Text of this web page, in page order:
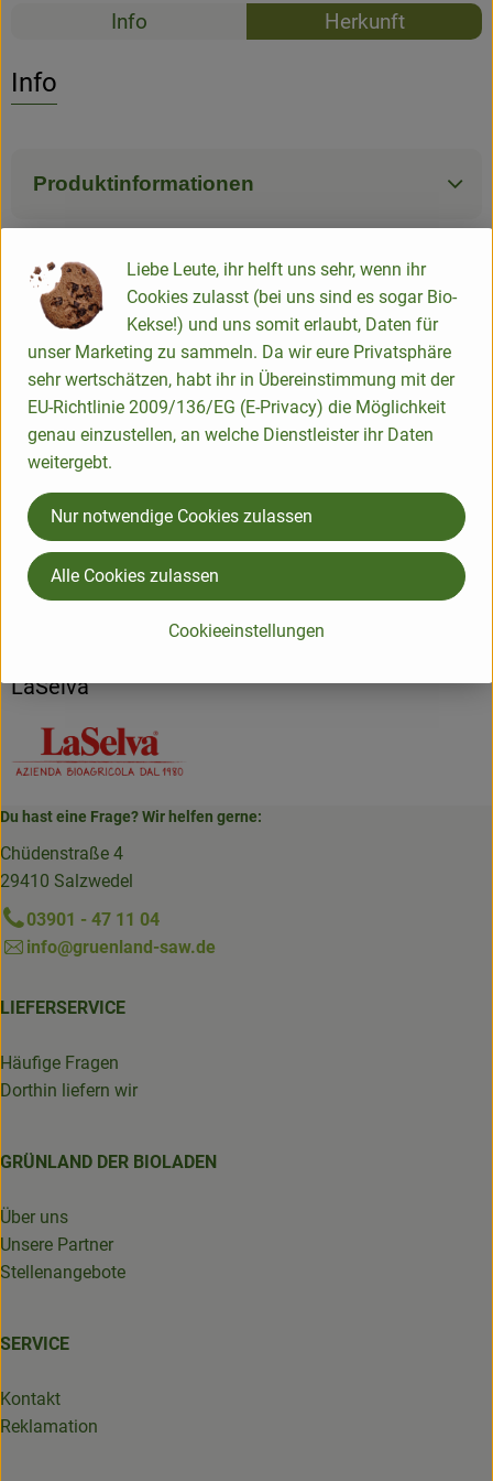
Rezepte
Info Herkunft
Info
Produktinformationen
Zutaten
Nährwert-Info
Produktdatenblatt
Herkunft
Hersteller: LaSelva
LaSelva
Du hast eine Frage? Wir helfen gerne:
Chüdenstraße 4
29410 Salzwedel
03901 - 47 11 04
info@gruenland-saw.de
LIEFERSERVICE
Häufige Fragen
Dorthin liefern wir
GRÜNLAND DER BIOLADEN
Über uns
Unsere Partner
Stellenangebote
SERVICE
Kontakt
Reklamation
Liebe Leute, ihr helft uns sehr, wenn ihr
Cookies zulasst (bei uns sind es sogar Bio-
Kekse!) und uns somit erlaubt, Daten für
unser Marketing zu sammeln. Da wir eure Privatsphäre
sehr wertschätzen, habt ihr in Übereinstimmung mit der
EU-Richtlinie 2009/136/EG (E-Privacy) die Möglichkeit
genau einzustellen, an welche Dienstleister ihr Daten
weitergebt.
Cookieeinstellungen
Nur notwendige Cookies zulassen
Alle Cookies zulassen